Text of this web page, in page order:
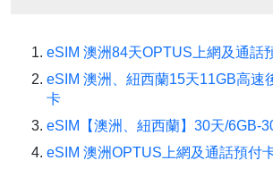
eSIM 澳洲84天OPTUS上網及通話
eSIM 澳洲、紐西蘭15天11GB高速
卡
eSIM【澳洲、紐西蘭】30天/6GB-
eSIM 澳洲OPTUS上網及通話預付